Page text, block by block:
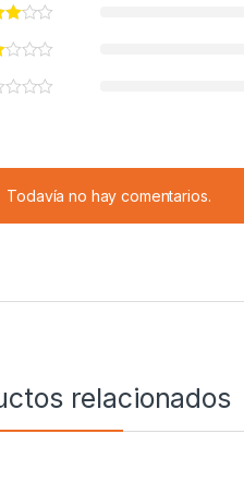
Todavía no hay comentarios.
relacionados